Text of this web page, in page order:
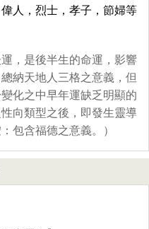
人，烈士，孝子，節婦等
，是後半生的命運，影響
納天地人三格之意義，但
化之中早年運缺乏明顯的
向類型之後，即發生靈導
包含福德之意義。）